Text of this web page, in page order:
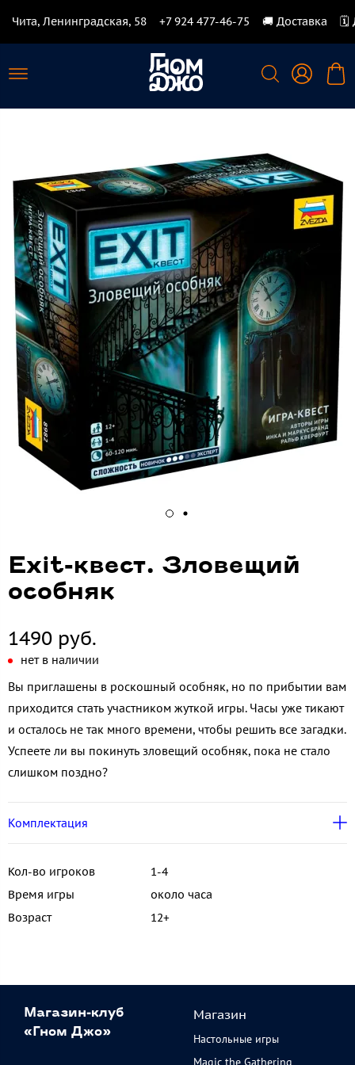
Чита, Ленинградская, 58 +7 924 477-46-75 🚚 Доставка 🗓️
Exit-квест. Зловещий
особняк
1490 руб.
нет в наличии
Вы приглашены в роскошный особняк, но по прибытии вам
приходится стать участником жуткой игры. Часы уже тикают
и осталось не так много времени, чтобы решить все загадки.
Успеете ли вы покинуть зловещий особняк, пока не стало
слишком поздно?
Комплектация
Кол-во игроков
1-4
Время игры
около часа
Возраст
12+
Магазин-клуб
«Гном Джо»
Магазин
Настольные игры
Magic the Gathering